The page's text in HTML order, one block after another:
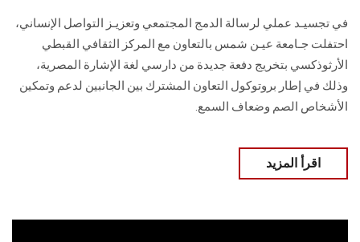
في تجسيـد عملي لرسالة الدمج المجتمعي وتعزيـز التواصل الإنساني،
احتفلت جـامعة عيـن شمس بالتعاون مع المركز الثقافي القبطي
الأرثوذكسي بتخريج دفعة جديدة من دارسي لغة الإشارة المصرية،
وذلك في إطار بروتوكول التعاون المشترك بين الجانبين لدعم وتمكين
الأشخاص الصم وضعاف السمع.
اقرأ المزيد